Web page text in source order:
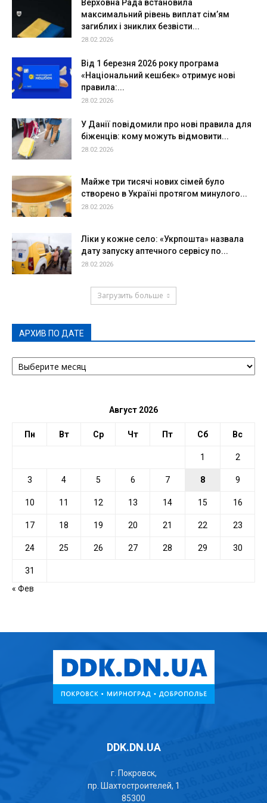
Верховна Рада встановила
максимальний рівень виплат сім’ям
загиблих і зниклих безвісти...
28.02.2026
Від 1 березня 2026 року програма
«Національний кешбек» отримує нові
правила:...
28.02.2026
У Данії повідомили про нові правила для
біженців: кому можуть відмовити...
28.02.2026
Майже три тисячі нових сімей було
створено в Україні протягом минулого...
28.02.2026
Ліки у кожне село: «Укрпошта» назвала
дату запуску аптечного сервісу по...
28.02.2026
Загрузить больше
АРХИВ ПО ДАТЕ
АРХИВ
ПО
Август 2026
Пн Вт Ср Чт Пт Сб Вс
1 2
3 4 5 6 7 8 9
10 11 12 13 14 15 16
17 18 19 20 21 22 23
24 25 26 27 28 29 30
31
« Фев
DDK.DN.UA
г. Покровск,
пр. Шахтостроителей, 1
85300